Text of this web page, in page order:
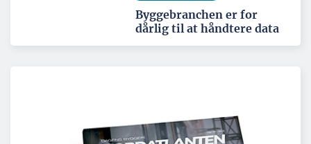
Byggebranchen er for
dårlig til at håndtere data